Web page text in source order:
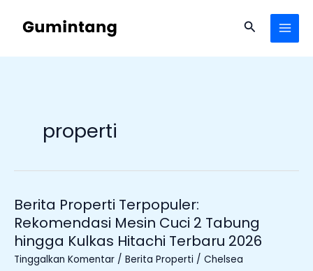
konten
Cari
properti
Berita Properti Terpopuler:
Rekomendasi Mesin Cuci 2 Tabung
hingga Kulkas Hitachi Terbaru 2026
Tinggalkan Komentar / Berita Properti / Chelsea
Berita
Properti
Terpopuler:
Rekomendasi
Mesin